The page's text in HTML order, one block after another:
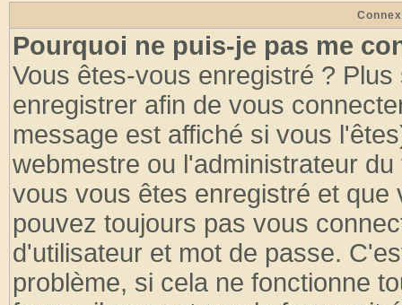
Pourquoi ne puis-je pas me
Vous êtes-vous enregistré ?
enregistrer afin de vous
message est affiché si vous
webmestre ou l'administrateur
vous vous êtes enregistré et
pouvez toujours pas vous
d'utilisateur et mot de passe.
problème, si cela ne fonctionne